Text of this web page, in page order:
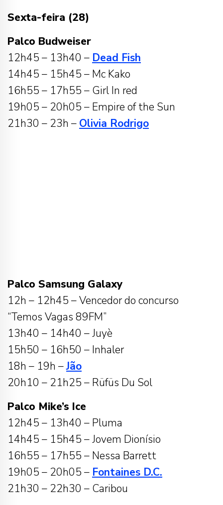
Sexta-feira (28)
Palco Budweiser
12h45 – 13h40 – Dead Fish
14h45 – 15h45 – Mc Kako
16h55 – 17h55 – Girl In red
19h05 – 20h05 – Empire of the Sun
21h30 – 23h – Olivia Rodrigo
Palco Samsung Galaxy
12h – 12h45 – Vencedor do concurso
“Temos Vagas 89FM”
13h40 – 14h40 – Juyè
15h50 – 16h50 – Inhaler
18h – 19h –Jão
20h10 – 21h25 – Rüfüs Du Sol
Palco Mike’s Ice
12h45 – 13h40 – Pluma
14h45 – 15h45 – Jovem Dionísio
16h55 – 17h55 – Nessa Barrett
19h05 – 20h05 – Fontaines D.C.
21h30 – 22h30 – Caribou